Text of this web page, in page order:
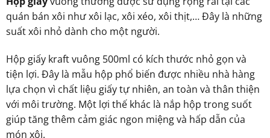
quán bán xôi như xôi lạc, xôi xéo, xôi thịt,… Đây là những
suất xôi nhỏ dành cho một người.
Hộp giấy kraft vuông 500ml có kích thước nhỏ gọn và
tiện lợi. Đây là mẫu hộp phổ biến được nhiều nhà hàng
lựa chọn vì chất liệu giấy tự nhiên, an toàn và thân thiện
với môi trường. Một lợi thế khác là nắp hộp trong suốt
giúp tăng thêm cảm giác ngon miệng và hấp dẫn của
món xôi.